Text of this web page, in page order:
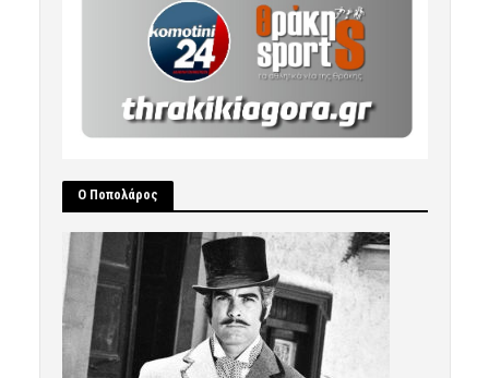
Ο Ποπολάρος